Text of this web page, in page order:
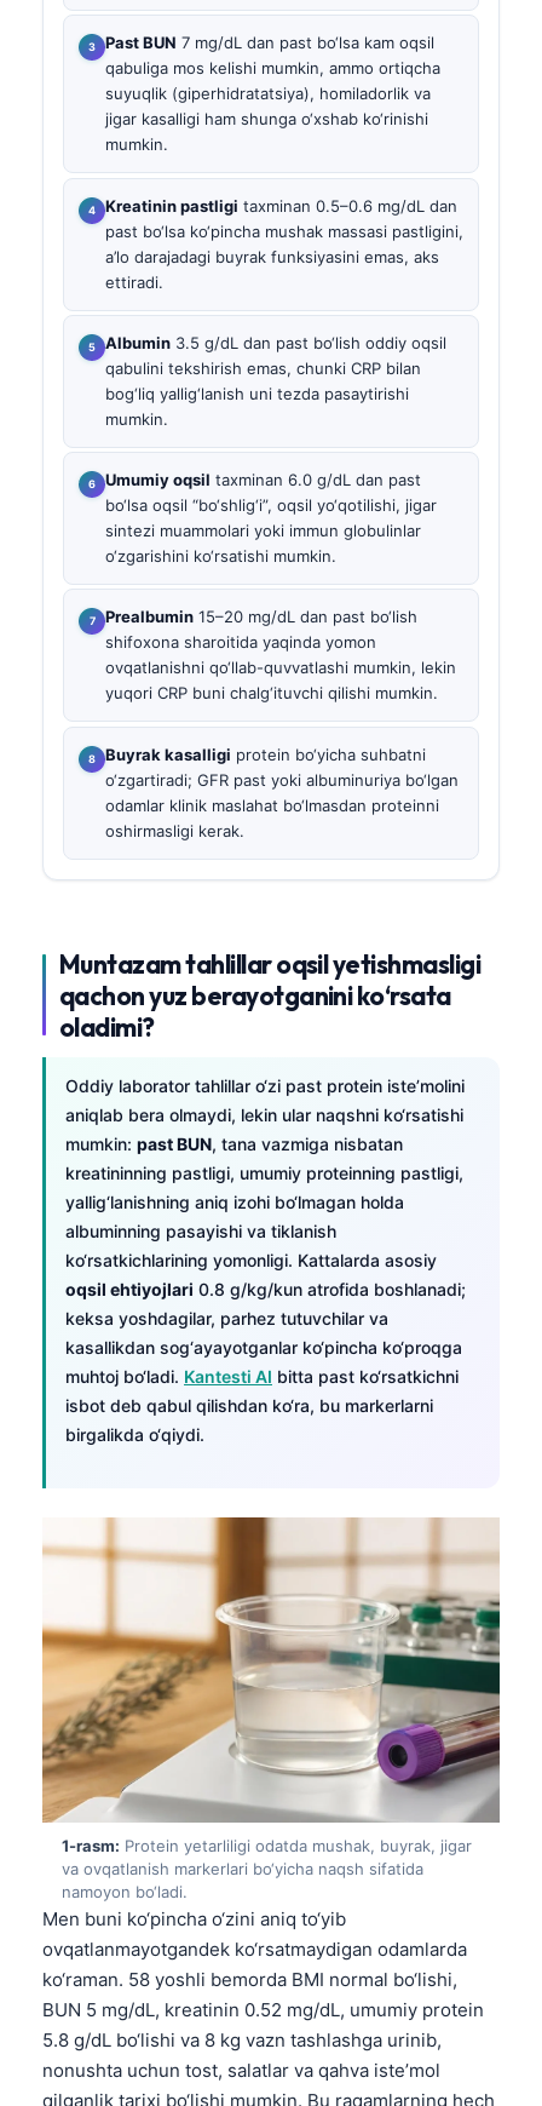
Past BUN 7 mg/dL dan past bo‘lsa kam oqsil
qabuliga mos kelishi mumkin, ammo ortiqcha
suyuqlik (giperhidratatsiya), homiladorlik va
jigar kasalligi ham shunga o‘xshab ko‘rinishi
mumkin.
Kreatinin pastligi taxminan 0.5–0.6 mg/dL dan
past bo‘lsa ko‘pincha mushak massasi pastligini,
a’lo darajadagi buyrak funksiyasini emas, aks
ettiradi.
Albumin 3.5 g/dL dan past bo‘lish oddiy oqsil
qabulini tekshirish emas, chunki CRP bilan
bog‘liq yallig‘lanish uni tezda pasaytirishi
mumkin.
Umumiy oqsil taxminan 6.0 g/dL dan past
bo‘lsa oqsil “bo‘shlig‘i”, oqsil yo‘qotilishi, jigar
sintezi muammolari yoki immun globulinlar
o‘zgarishini ko‘rsatishi mumkin.
Prealbumin 15–20 mg/dL dan past bo‘lish
shifoxona sharoitida yaqinda yomon
ovqatlanishni qo‘llab-quvvatlashi mumkin, lekin
yuqori CRP buni chalg‘ituvchi qilishi mumkin.
Buyrak kasalligi protein bo‘yicha suhbatni
o‘zgartiradi; GFR past yoki albuminuriya bo‘lgan
odamlar klinik maslahat bo‘lmasdan proteinni
oshirmasligi kerak.
Muntazam tahlillar oqsil yetishmasligi
qachon yuz berayotganini ko‘rsata
oladimi?
Oddiy laborator tahlillar o‘zi past protein iste’molini
aniqlab bera olmaydi, lekin ular naqshni ko‘rsatishi
mumkin: past BUN, tana vazmiga nisbatan
kreatininning pastligi, umumiy proteinning pastligi,
yallig‘lanishning aniq izohi bo‘lmagan holda
albuminning pasayishi va tiklanish
ko‘rsatkichlarining yomonligi. Kattalarda asosiy
oqsil ehtiyojlari 0.8 g/kg/kun atrofida boshlanadi;
keksa yoshdagilar, parhez tutuvchilar va
kasallikdan sog‘ayayotganlar ko‘pincha ko‘proqga
muhtoj bo‘ladi. Kantesti AI bitta past ko‘rsatkichni
isbot deb qabul qilishdan ko‘ra, bu markerlarni
birgalikda o‘qiydi.
1-rasm: Protein yetarliligi odatda mushak, buyrak, jigar
va ovqatlanish markerlari bo‘yicha naqsh sifatida
namoyon bo‘ladi.
Men buni ko‘pincha o‘zini aniq to‘yib
ovqatlanmayotgandek ko‘rsatmaydigan odamlarda
ko‘raman. 58 yoshli bemorda BMI normal bo‘lishi,
BUN 5 mg/dL, kreatinin 0.52 mg/dL, umumiy protein
5.8 g/dL bo‘lishi va 8 kg vazn tashlashga urinib,
nonushta uchun tost, salatlar va qahva iste’mol
qilganlik tarixi bo‘lishi mumkin. Bu raqamlarning hech